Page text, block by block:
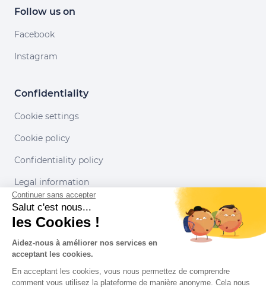
Follow us on
Facebook
Instagram
Confidentiality
Cookie settings
Cookie policy
Confidentiality policy
Legal information
Conditions of use
Our partners
Continuer sans accepter
Salut c'est nous...
les Cookies !
Aidez-nous à améliorer nos services en
acceptant les cookies.
En acceptant les cookies, vous nous permettez de comprendre
comment vous utilisez la plateforme de manière anonyme. Cela nous